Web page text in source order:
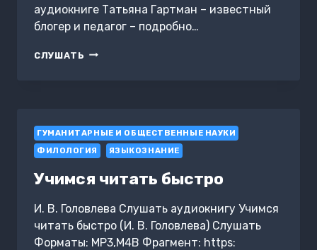
аудиокниге Татьяна Гартман – известный
блогер и педагог – подробно…
СЛУШАТЬ СЛОВО
РЕЧИ
ГУМАНИТАРНЫЕ И ОБЩЕСТВЕННЫЕ НАУКИ
ФИЛОЛОГИЯ
ЯЗЫКОЗНАНИЕ
Учимся читать быстро
И. В. Головлева Слушать аудиокнигу Учимся
читать быстро (И. В. Головлева) Слушать
Форматы: MP3,M4B Фрагмент: https: